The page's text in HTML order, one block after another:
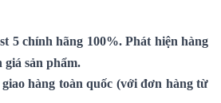
5chính hãng 100%. Phát hiện hàng
giá sản phẩm.
hàng toàn quốc (với đơn hàng từ